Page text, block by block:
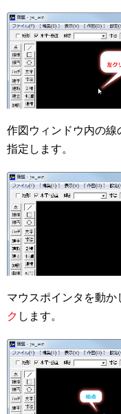
作図ウィンドウ内の線
指定します。
マウスポインタを動
ク します。